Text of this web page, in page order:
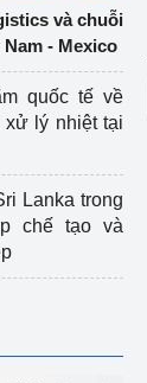
và chuỗi
- Mexico
quốc tế về
xử lý nhiệt tại
Lanka trong
chế tạo và